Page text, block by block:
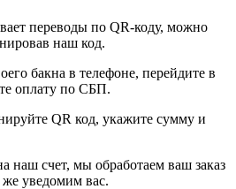
переводы по QR-коду, можно
наш код.
бакна в телефоне, перейдите в
оплату по СБП.
QR код, укажите сумму и
наш счет, мы обработаем ваш заказ
же уведомим вас.